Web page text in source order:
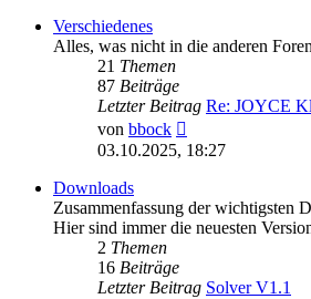
Verschiedenes
Alles, was nicht in die anderen
21 Themen
87 Beiträge
Letzter Beitrag Re: JOYCE
von bbock
Beitrag
03.10.2025, 18:27
Downloads
Zusammenfassung der wichtigsten
Hier sind immer die neuesten
2 Themen
16 Beiträge
Letzter Beitrag Solver V1.1